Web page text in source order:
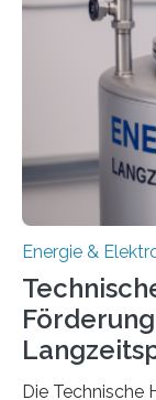
Energie &
Die Technische